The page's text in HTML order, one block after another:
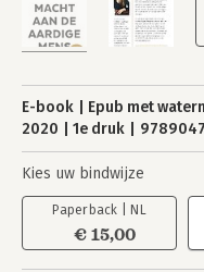
E-book Epub met
2020
1e druk
Kies uw bindwijze
Paperback | NL
€ 15,00